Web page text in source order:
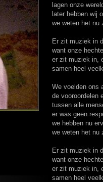
lagen onze
later hebben wij
we weten het nu
Er zit muziek in
want onze
er zit muziek in,
samen heel
We voelden ons
de vooroordelen
tussen alle
er was geen
we hebben nu
we weten het nu
Er zit muziek in
want onze
er zit muziek in,
samen heel